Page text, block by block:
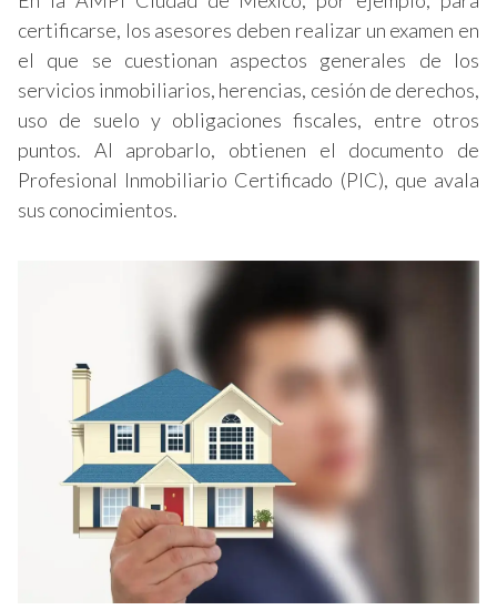
certificarse, los asesores deben realizar un examen en
el que se cuestionan aspectos generales de los
servicios inmobiliarios, herencias, cesión de derechos,
uso de suelo y obligaciones fiscales, entre otros
puntos. Al aprobarlo, obtienen el documento de
Profesional Inmobiliario Certificado (PIC), que avala
sus conocimientos.